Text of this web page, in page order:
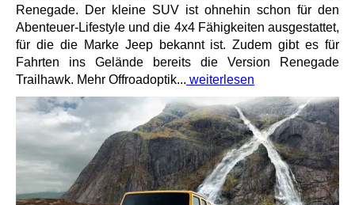
Renegade. Der kleine SUV ist ohnehin schon für den
Abenteuer-Lifestyle und die 4x4 Fähigkeiten ausgestattet,
für die die Marke Jeep bekannt ist. Zudem gibt es für
Fahrten ins Gelände bereits die Version Renegade
Trailhawk. Mehr Offroadoptik... weiterlesen